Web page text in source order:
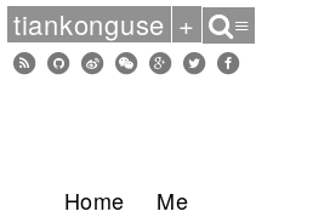
Home Me
tiankonguse + ≡